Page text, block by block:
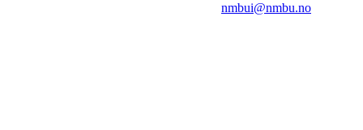
nmbui@nmbu.no